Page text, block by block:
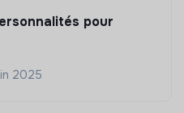
pour
2025